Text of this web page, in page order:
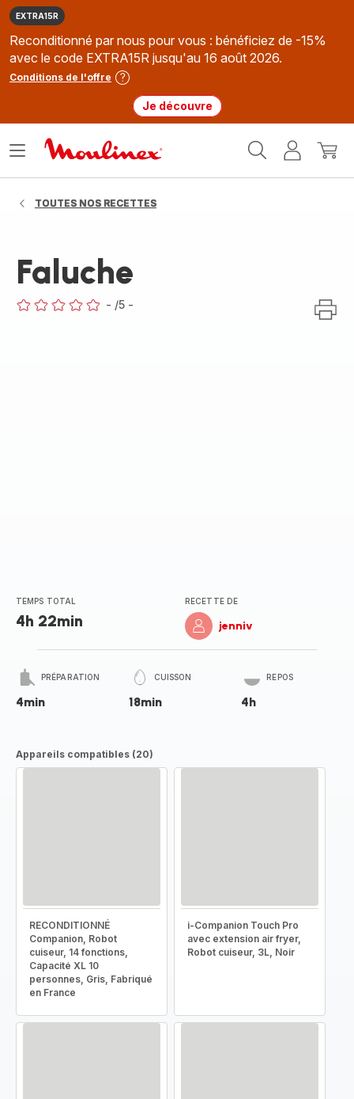
EXTRA15R
Reconditionné par nous pour vous : bénéficiez de -15%
avec le code EXTRA15R jusqu'au 16 août 2026.
Conditions de l'offre
Je découvre
MonMon
Ouvrir
TOUTES NOS RECETTES
Faluche
- /5 -
TEMPS TOTAL
4h 22min
RECETTE DE
jenniv
PRÉPARATION
4min
CUISSON
18min
REPOS
4h
Appareils compatibles (20)
RECONDITIONNÉ
Companion, Robot
cuiseur, 14 fonctions,
Capacité XL 10
personnes, Gris, Fabriqué
en France
i-Companion Touch Pro
avec extension air fryer,
Robot cuiseur, 3L, Noir